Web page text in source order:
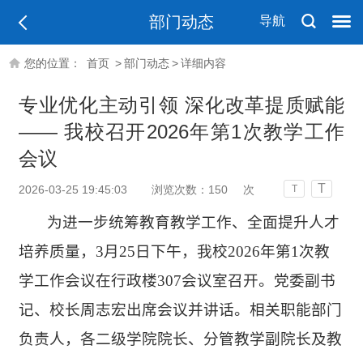
导航
部门动态
您的位置： 首页 >部门动态>详细内容
专业优化主动引领 深化改革提质赋能
—— 我校召开2026年第1次教学工作
会议
2026-03-25 19:45:03 浏览次数： 150 次 T T
为进一步统筹教育教学工作、全面提升人才
培养质量， 3月25日下午，我校2026年第1次教
学工作会议在行政楼307会议室召开。党委副书
记、校长周志宏出席会议并讲话。相关职能部门
负责人，各二级学院院长、分管教学副院长及教